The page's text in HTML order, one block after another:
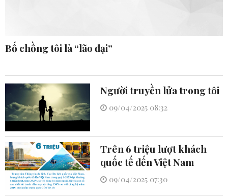
Bố chồng tôi là “lão đại”
Người truyền lửa trong tôi
09/04/2025 08:32
Trên 6 triệu lượt khách
quốc tế đến Việt Nam
09/04/2025 07:30